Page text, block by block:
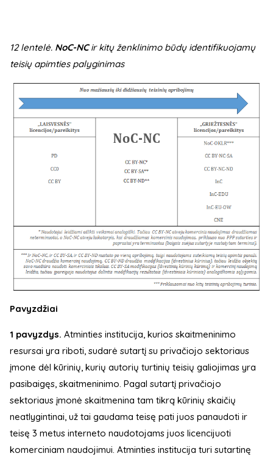
12 lentelė. NoC-NCir kitų ženklinimo būdų identifikuojamų
teisių apimties palyginimas
Pavyzdžiai
1 pavyzdys. Atminties institucija, kurios skaitmeninimo
resursai yra riboti, sudarė sutartį su privačiojo sektoriaus
įmone dėl kūrinių, kurių autorių turtinių teisių galiojimas yra
pasibaigęs, skaitmeninimo. Pagal sutartį privačiojo
sektoriaus įmonė skaitmenina tam tikrą kūrinių skaičių
neatlygintinai, už tai gaudama teisę pati juos panaudoti ir
teisę 3 metus interneto naudotojams juos licencijuoti
komerciniam naudojimui. Atminties institucija turi sutartinę